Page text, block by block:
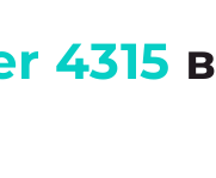
4315 в